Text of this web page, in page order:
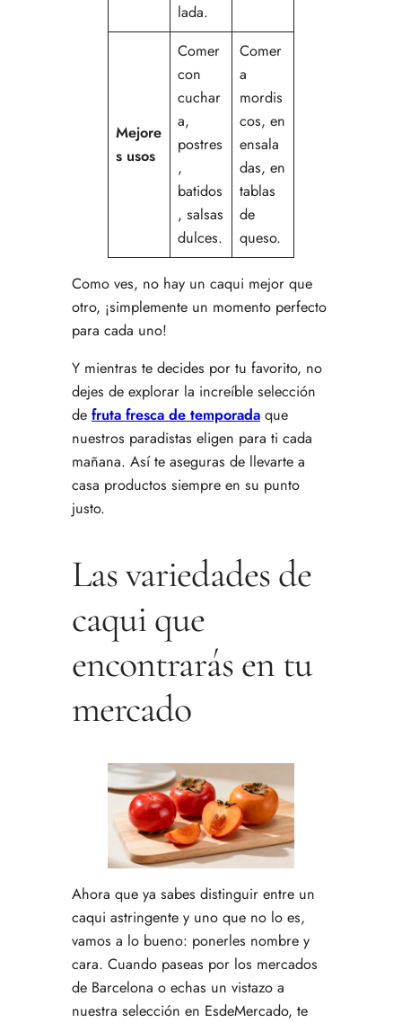
lada.
Mejore
s usos
Comer
con
cuchar
a,
postres
,
batidos
, salsas
dulces.
Comer
a
mordis
cos, en
ensala
das, en
tablas
de
queso.
Como ves, no hay un caqui mejor que
otro, ¡simplemente un momento perfecto
para cada uno!
Y mientras te decides por tu favorito, no
dejes de explorar la increíble selección
de fruta fresca de temporada que
nuestros paradistas eligen para ti cada
mañana. Así te aseguras de llevarte a
casa productos siempre en su punto
justo.
Las variedades de
caqui que
encontrarás en tu
mercado
Ahora que ya sabes distinguir entre un
caqui astringente y uno que no lo es,
vamos a lo bueno: ponerles nombre y
cara. Cuando paseas por los mercados
de Barcelona o echas un vistazo a
nuestra selección en EsdeMercado, te